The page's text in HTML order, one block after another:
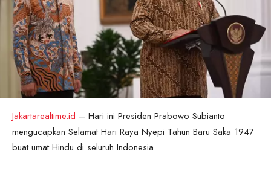
Jakartarealtime.id – Hari ini Presiden Prabowo Subianto
mengucapkan Selamat Hari Raya Nyepi Tahun Baru Saka 1947
buat umat Hindu di seluruh Indonesia.